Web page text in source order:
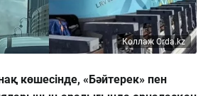
Коллаж Orda.kz
көшесінде, «Бәйтерек» пен